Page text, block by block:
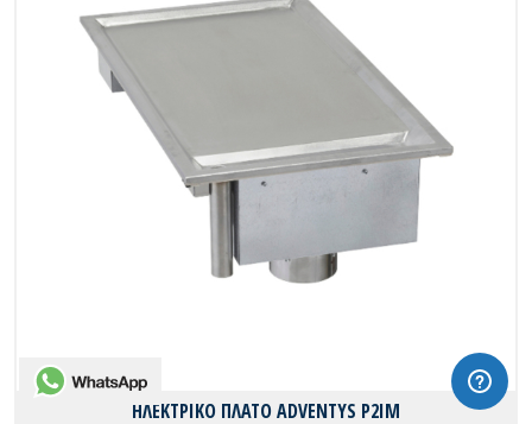
ΗΛΕΚΤΡΙΚΟ ΠΛΑΤΟ ADVENTYS P2IM
WhatsApp